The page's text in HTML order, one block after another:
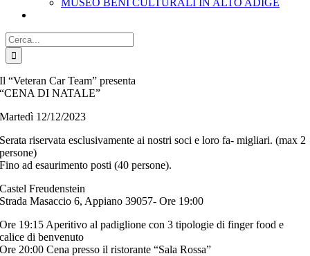
MUSEO BENI CULTURALI IN ALTO ADIGE
Cerca
per:
Il “Veteran Car Team” presenta
“CENA DI NATALE”
Martedì 12/12/2023
Serata riservata esclusivamente ai nostri soci e loro fa- migliari. (max 2
persone)
Fino ad esaurimento posti (40 persone).
Castel Freudenstein
Strada Masaccio 6, Appiano 39057- Ore 19:00
Ore 19:15 Aperitivo al padiglione con 3 tipologie di finger food e
calice di benvenuto
Ore 20:00 Cena presso il ristorante “Sala Rossa”